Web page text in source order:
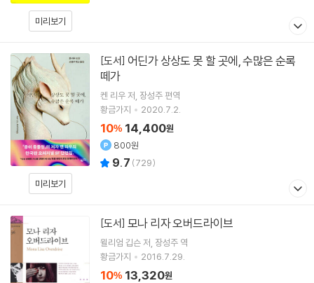
미리보기
미리보기
[도서]
떼가
켄 리우저 장성주 편역
황금가지
2020.7.2.
10% 14,400원
800원
9.7 (729)
[도서] 모나 리자 오버드라이브
윌리엄 깁슨저 장성주 역
황금가지
2016.7.29.
10% 13,320원